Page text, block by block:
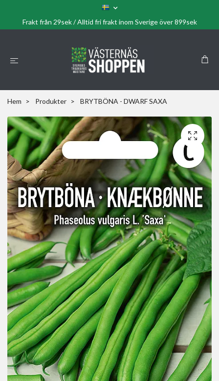
Frakt från 29sek / Alltid fri frakt inom Sverige över 899sek
Hem Produkter BRYTBÖNA - DWARF SAXA